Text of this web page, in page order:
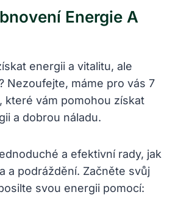
Energie A
energii a vitalitu, ale
Nezoufejte, máme pro vás 7
které vám pomohou získat
a dobrou náladu.
a efektivní rady, jak
a podráždění. Začněte svůj
svou energii pomocí: